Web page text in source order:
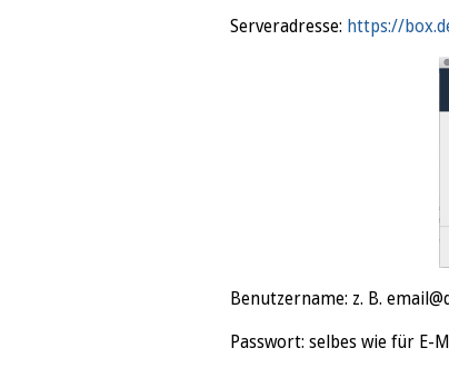
Serveradresse: https://
Benutzername: z. B.
Passwort: selbes wie für